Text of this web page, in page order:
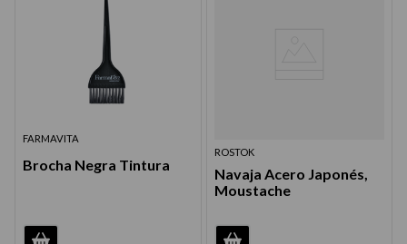
FARMAVITA
Brocha Negra Tintura
ROSTOK
Navaja Acero Japonés,
Moustache